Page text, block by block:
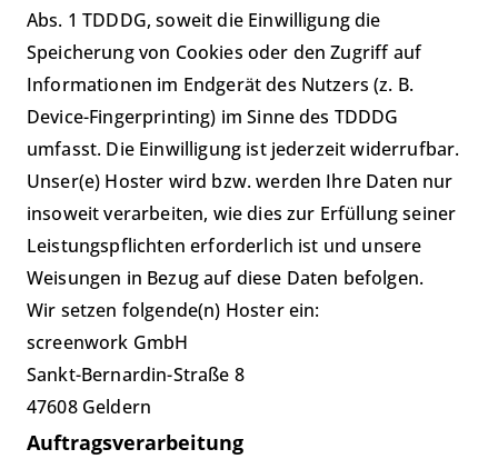
Abs. 1 TDDDG, soweit die Einwilligung die
Speicherung von Cookies oder den Zugriff auf
Informationen im Endgerät des Nutzers (z. B.
Device-Fingerprinting) im Sinne des TDDDG
umfasst. Die Einwilligung ist jederzeit widerrufbar.
Unser(e) Hoster wird bzw. werden Ihre Daten nur
insoweit verarbeiten, wie dies zur Erfüllung seiner
Leistungspflichten erforderlich ist und unsere
Weisungen in Bezug auf diese Daten befolgen.
Wir setzen folgende(n) Hoster ein:
screenwork GmbH
Sankt-Bernardin-Straße 8
47608 Geldern
Auftragsverarbeitung